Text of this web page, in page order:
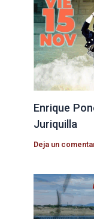
Enrique
Juriquilla
Deja un